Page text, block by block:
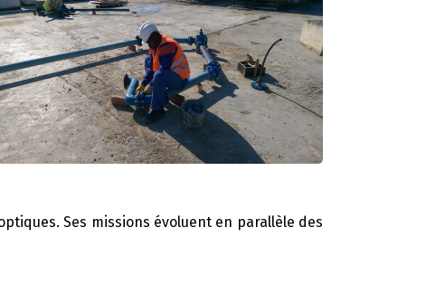
Ses missions évoluent en parallèle des